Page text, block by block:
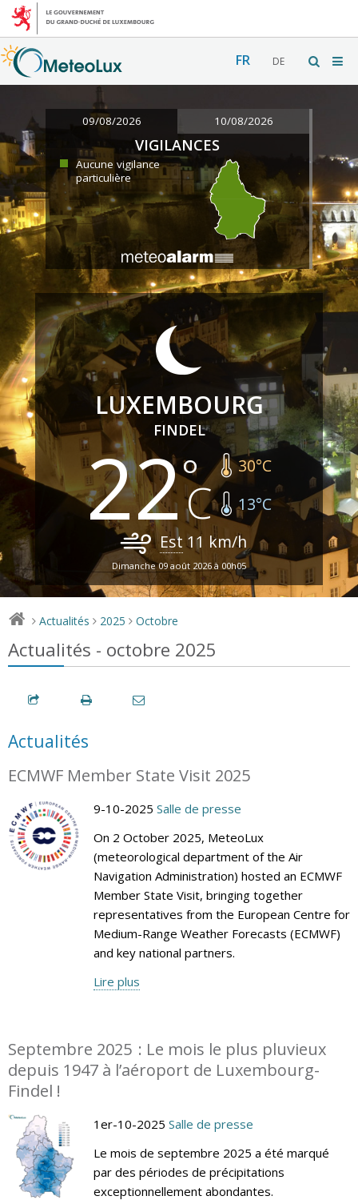
FR DE
09/08/2026 10/08/2026
VIGILANCES
Aucune vigilance
particulière
LUXEMBOURG
FINDEL
22 30°C
13°C
Est 11 km/h
Dimanche 09 août 2026 à 00h05
> Actualités > 2025 > Octobre
Actualités - octobre 2025
Actualités
ECMWF Member State Visit 2025
9-10-2025 Salle de presse
On 2 October 2025, MeteoLux
(meteorological department of the Air
Navigation Administration) hosted an ECMWF
Member State Visit, bringing together
representatives from the European Centre for
Medium-Range Weather Forecasts (ECMWF)
and key national partners.
Lire plus
Septembre 2025 : Le mois le plus pluvieux
depuis 1947 à l’aéroport de Luxembourg-
Findel !
1er-10-2025 Salle de presse
Le mois de septembre 2025 a été marqué
par des périodes de précipitations
exceptionnellement abondantes.